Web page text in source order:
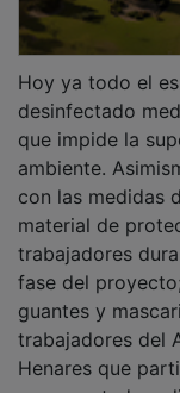
desinfectado
que impide la
ambiente.
con las medidas
material de
trabajadores
fase del
guantes y
trabajadores del
Henares que
empaquetado y